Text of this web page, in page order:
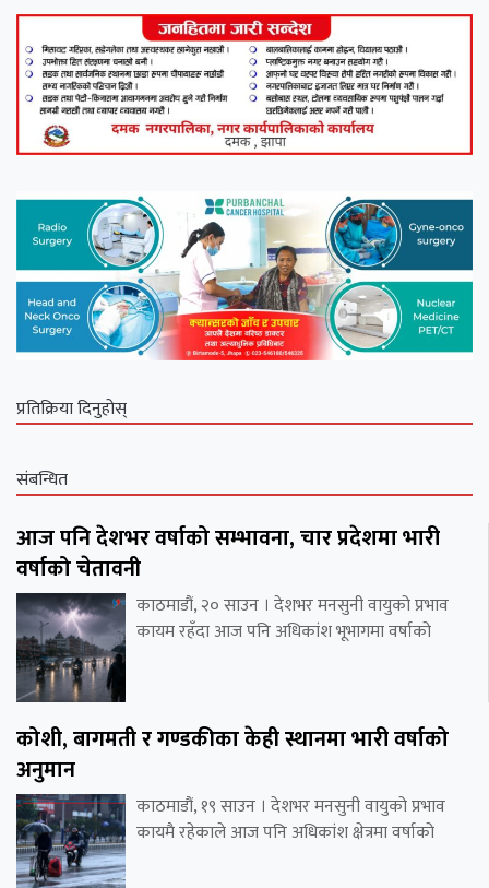
प्रतिक्रिया दिनुहोस्
संबन्धित
आज पनि देशभर वर्षाको सम्भावना, चार प्रदेशमा भारी
वर्षाको चेतावनी
काठमाडौं, २० साउन । देशभर मनसुनी वायुको प्रभाव
कायम रहँदा आज पनि अधिकांश भूभागमा वर्षाको
कोशी, बागमती र गण्डकीका केही स्थानमा भारी वर्षाको
अनुमान
काठमाडौं, १९ साउन । देशभर मनसुनी वायुको प्रभाव
कायमै रहेकाले आज पनि अधिकांश क्षेत्रमा वर्षाको